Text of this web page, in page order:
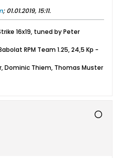
; 01.01.2019, 15:11.
16x19, tuned by Peter
RPM Team 1.25, 24,5 Kp -
Dominic Thiem, Thomas Muster